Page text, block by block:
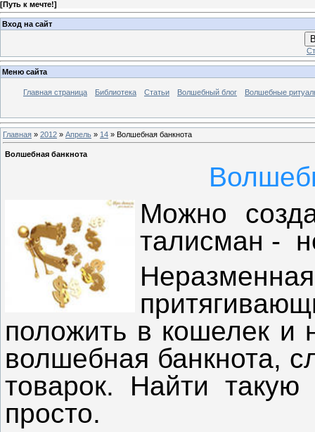
[Путь к мечте!]
Вход на сайт
Меню сайта
Главная страница Библиотека Статьи Волшебный блог Волшебные
Главная » 2012 » Апрель » 14 » Волшебная банкнота
Волшебная банкнота
Можно
талисман -
положить в кошелек и
волшебная банкнота,
товарок. Найти
просто.